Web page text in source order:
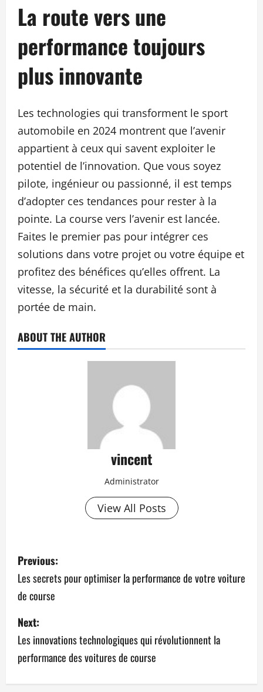
La route vers une
performance toujours
plus innovante
Les technologies qui transforment le sport
automobile en 2024 montrent que l’avenir
appartient à ceux qui savent exploiter le
potentiel de l’innovation. Que vous soyez
pilote, ingénieur ou passionné, il est temps
d’adopter ces tendances pour rester à la
pointe. La course vers l’avenir est lancée.
Faites le premier pas pour intégrer ces
solutions dans votre projet ou votre équipe et
profitez des bénéfices qu’elles offrent. La
vitesse, la sécurité et la durabilité sont à
portée de main.
ABOUT THE AUTHOR
vincent
Administrator
View All Posts
P
o
s
t
n
a
Previous:
Les secrets pour optimiser la performance de votre voiture
de course
Next:
Les innovations technologiques qui révolutionnent la
performance des voitures de course